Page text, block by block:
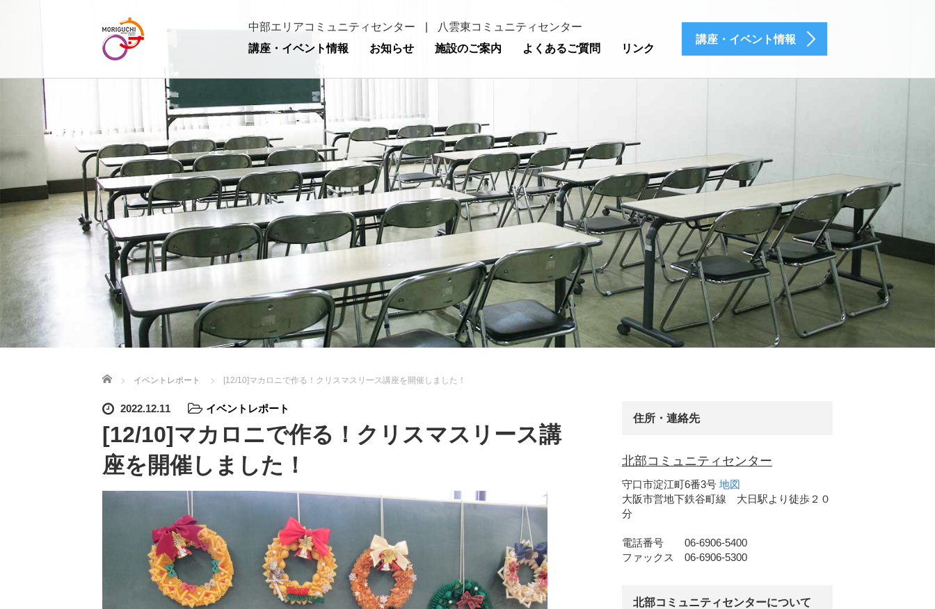
中部エリアコミュニティセンター
八雲東コミュニティセンター
講座・イベント情報
お知らせ 施設のご案内 よくあるご質問 リンク
講座・イベント情報
ホーム イベントレポート [12/10]マカロニで作る！クリスマスリース講座を開催しました！
2022.12.11 イベントレポート
[12/10]マカロニで作る！クリスマスリース講
座を開催しました！
住所・連絡先
北部コミュニティセンター
守口市淀江町6番3号 地図
大阪市営地下鉄谷町線 大日駅より徒歩２０
分
電話番号 06-6906-5400
ファックス 06-6906-5300
北部コミュニティセンターについて